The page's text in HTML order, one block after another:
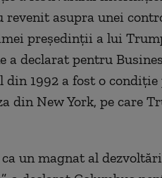
revenit asupra unei
președinții a lui
a declarat pentru
1992 a fost o
din New York, pe care
un magnat al